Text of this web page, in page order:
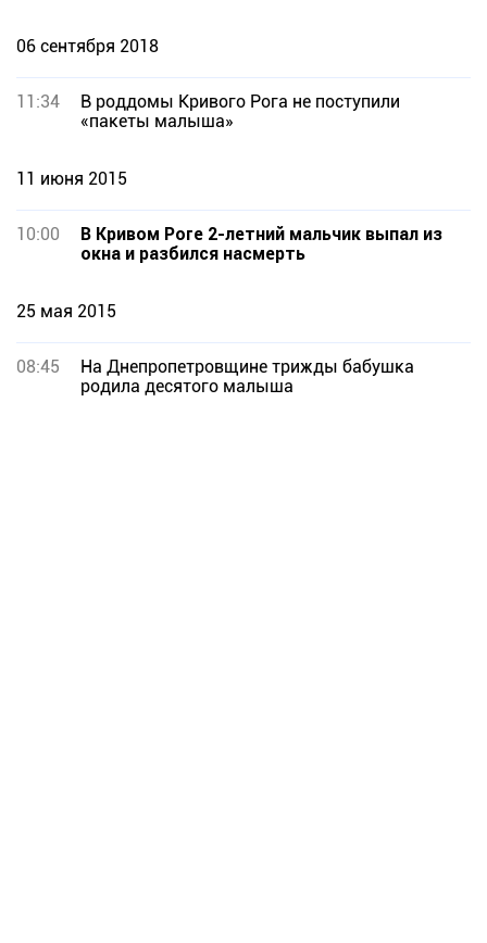
06 сентября 2018
11:34
В роддомы Кривого Рога не поступили
«пакеты малыша»
11 июня 2015
10:00
В Кривом Роге 2-летний мальчик выпал из
окна и разбился насмерть
25 мая 2015
08:45
На Днепропетровщине трижды бабушка
родила десятого малыша